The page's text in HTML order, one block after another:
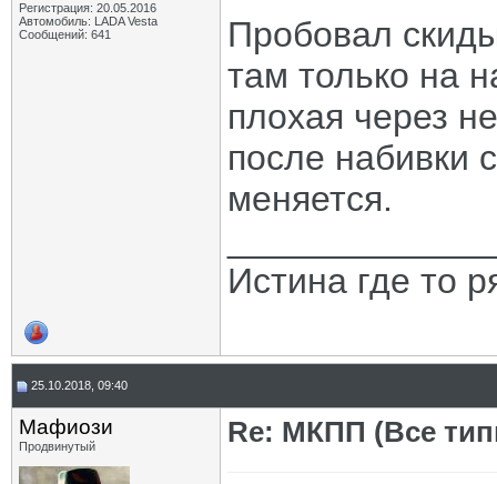
Регистрация: 20.05.2016
Автомобиль: LADA Vesta
Сообщений: 641
Пробовал
там только на
плохая через
после набивки
меняется.
Истина где то
25.10.2018, 09:40
Мафиози
Продвинутый Re: МКПП (Все